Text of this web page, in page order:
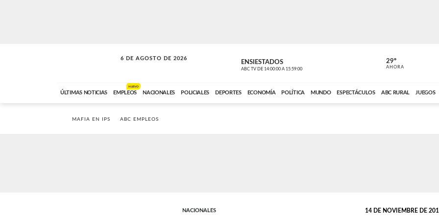
6 DE AGOSTO DE 2026
A DE LA TARDE ENSIESTADOS
ABC TV DE 14:00:00 A 15:59:00 ABC CARDINAL
29º
AHORA
ÚLTIMAS NOTICIAS EMPLEOS
NUEVO
NACIONALES POLICIALES DEPORTES ECONOMÍA POLÍTICA MUNDO ESPECTÁCULOS ABC RURAL JUEGOS
MAFIA EN IPS ABC EMPLEOS
NACIONALES 14 DE NOVIEMBRE DE